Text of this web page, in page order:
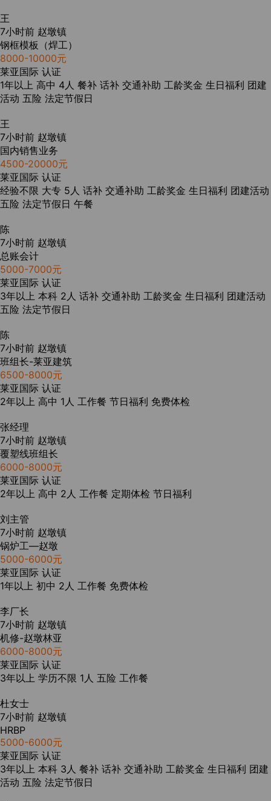
王
7小时前 赵墩镇
钢框模板（焊工）
8000-10000元
莱亚国际 认证
1年以上 高中 4人 餐补 话补 交通补助 工龄奖金 生日福利 团建
活动 五险 法定节假日
王
7小时前 赵墩镇
国内销售业务
4500-20000元
莱亚国际 认证
经验不限 大专 5人 话补 交通补助 工龄奖金 生日福利 团建活动
五险 法定节假日 午餐
陈
7小时前 赵墩镇
总账会计
5000-7000元
莱亚国际 认证
3年以上 本科 2人 话补 交通补助 工龄奖金 生日福利 团建活动
五险 法定节假日
陈
7小时前 赵墩镇
班组长-莱亚建筑
6500-8000元
莱亚国际 认证
2年以上 高中 1人 工作餐 节日福利 免费体检
张经理
7小时前 赵墩镇
覆塑线班组长
6000-8000元
莱亚国际 认证
2年以上 高中 2人 工作餐 定期体检 节日福利
刘主管
7小时前 赵墩镇
锅炉工—赵墩
5000-6000元
莱亚国际 认证
1年以上 初中 2人 工作餐 免费体检
李厂长
7小时前 赵墩镇
机修-赵墩林亚
6000-8000元
莱亚国际 认证
3年以上 学历不限 1人 五险 工作餐
杜女士
7小时前 赵墩镇
HRBP
5000-6000元
莱亚国际 认证
3年以上 本科 3人 餐补 话补 交通补助 工龄奖金 生日福利 团建
活动 五险 法定节假日